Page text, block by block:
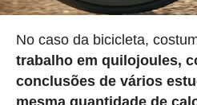
No caso da bicicleta,
trabalho em quilojoules,
conclusões de vários